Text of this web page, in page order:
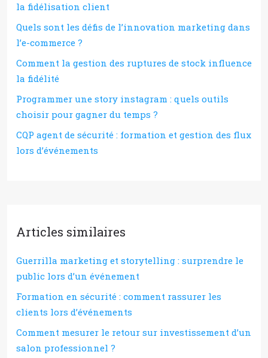
la fidélisation client
Quels sont les défis de l’innovation marketing dans
l’e-commerce ?
Comment la gestion des ruptures de stock influence
la fidélité
Programmer une story instagram : quels outils
choisir pour gagner du temps ?
CQP agent de sécurité : formation et gestion des flux
lors d’événements
Articles similaires
Guerrilla marketing et storytelling : surprendre le
public lors d’un événement
Formation en sécurité : comment rassurer les
clients lors d’événements
Comment mesurer le retour sur investissement d’un
salon professionnel ?